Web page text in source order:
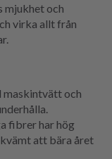
mjukhet och
virka allt från
maskintvätt och
fibrer har hög
att bära året